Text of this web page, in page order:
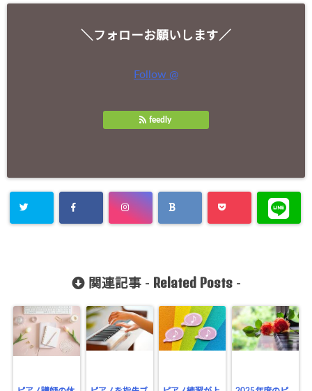
＼フォローお願いします／
Follow @
feedly
関連記事 - Related Posts-